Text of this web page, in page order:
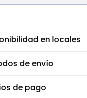
en locales
de envío
de pago